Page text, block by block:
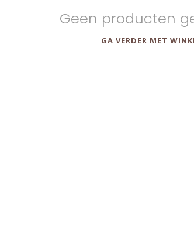
Geen producten
GA VERDER MET